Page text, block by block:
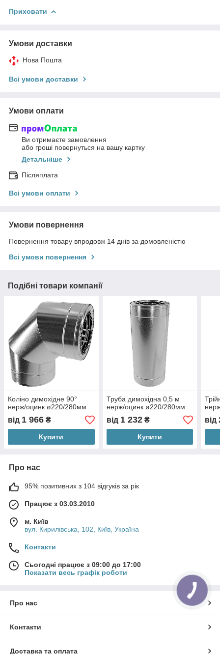
Приховати
Умови доставки
Нова Пошта
Всі умови доставки
Умови оплати
Ви отримаєте замовлення
або гроші повернуться на вашу картку
Детальніше
Післяплата
Всі умови оплати
Умови повернення
Повернення товару впродовж 14 днів за домовленістю
Всі умови повернення
Подібні товари компанії
Коліно димохідне 90°
нерж/оцинк ø220/280мм
від 1 966 ₴
Купити
Труба димохідна 0,5 м
нерж/оцинк ø220/280мм
від 1 232₴
Купити
від
Про нас
95% позитивних з 104 відгуків за рік
Працює з 03.03.2010
м. Київ
вул. Кирилівська, 102, Київ, Україна
Контакти
Сьогодні працює з 09:00 до 17:00
Показати весь графік роботи
Про нас
Контакти
Доставка та оплата